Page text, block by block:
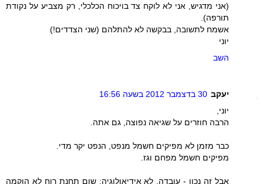
(אני מדגיש, אני לא לוקח צד בויכוח הכלכלי, רק מצביע על נקודת
תורפה).
אשמח לתשובה, בבקשה לא להתלהם (שני הצדדים!)
יוני
השב
יעקב 30 בדצמבר 2012 בשעה 16:56
יוני,
הרבה חוזרים על שגיאה נפוצה, גם אתה.
כבר מזמן לא מפיקים חשמל מנפט, הנפט יקר מדי.
מפיקים חשמל מפחם וגז.
אבל זה נכון - עובדה, לא אידיאולוגיה: שום תחנת רוח לא הוקמה